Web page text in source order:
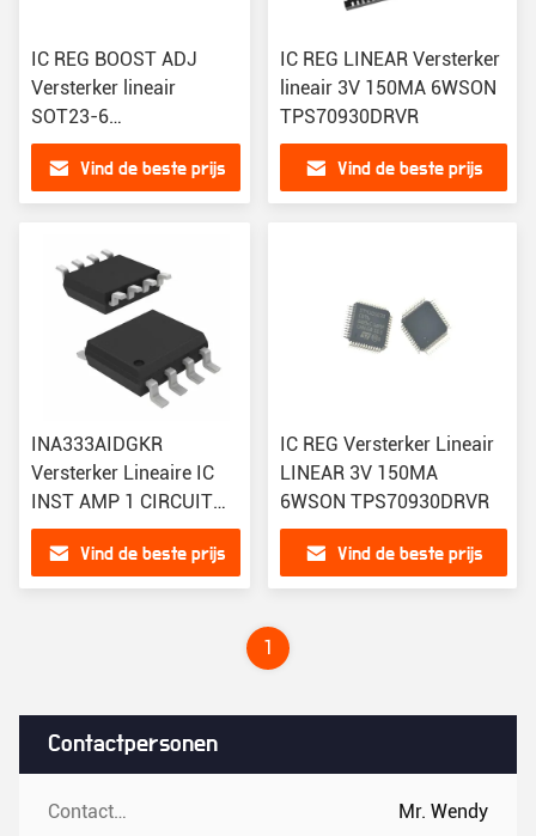
Contactpersonen
Contactpersonen: Mr. Wendy
IC REG BOOST ADJ
Versterker lineair
SOT23-6
TLV61046ADBVR
Vind de beste prijs
IC REG LINEAR Versterker
lineair 3V 150MA 6WSON
TPS70930DRVR
Vind de beste prijs
INA333AIDGKR
Versterker Lineaire IC
INST AMP 1 CIRCUIT
8VSSOP 1 Circuit Rail-
to-Rail 8-VSSOP
Vind de beste prijs
IC REG Versterker Lineair
LINEAR 3V 150MA
6WSON TPS70930DRVR
Vind de beste prijs
1